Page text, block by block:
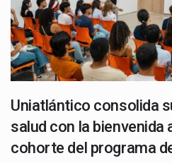
Uniatlántico consolida
salud con la bienvenida
cohorte del programa